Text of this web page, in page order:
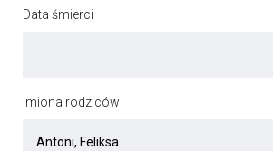
Data śmierci
imiona rodziców